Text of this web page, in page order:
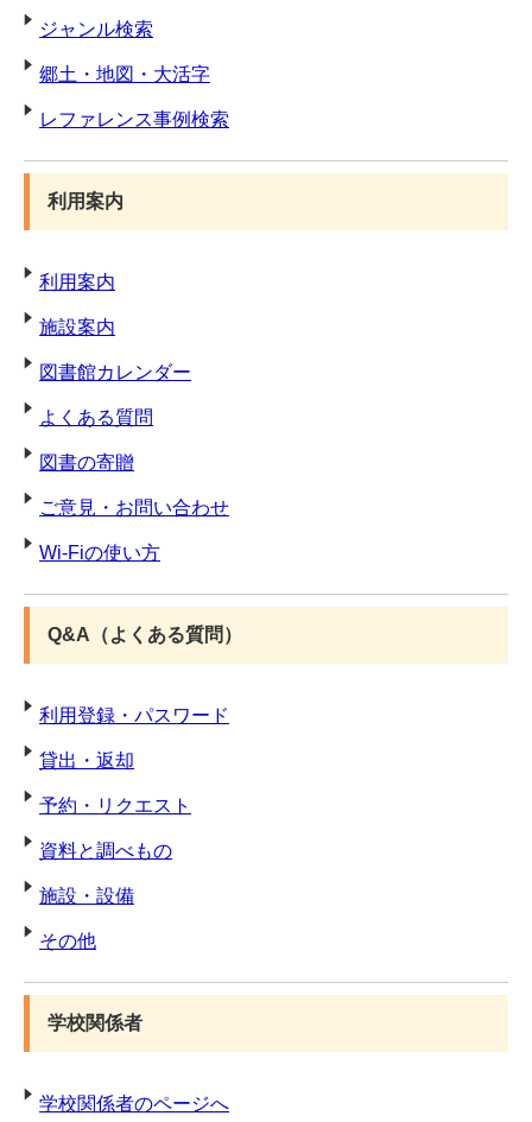
ジャンル検索
郷土・地図・大活字
レファレンス事例検索
利用案内
利用案内
施設案内
図書館カレンダー
よくある質問
図書の寄贈
ご意見・お問い合わせ
Wi-Fiの使い方
Q&A（よくある質問）
利用登録・パスワード
貸出・返却
予約・リクエスト
資料と調べもの
施設・設備
その他
学校関係者
学校関係者のページへ